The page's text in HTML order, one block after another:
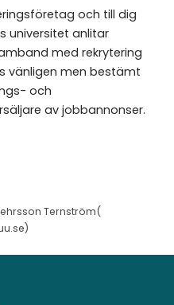
och till dig
universitet anlitar
med rekrytering
vänligen men bestämt
och
av jobbannonser.
Ternström(
)